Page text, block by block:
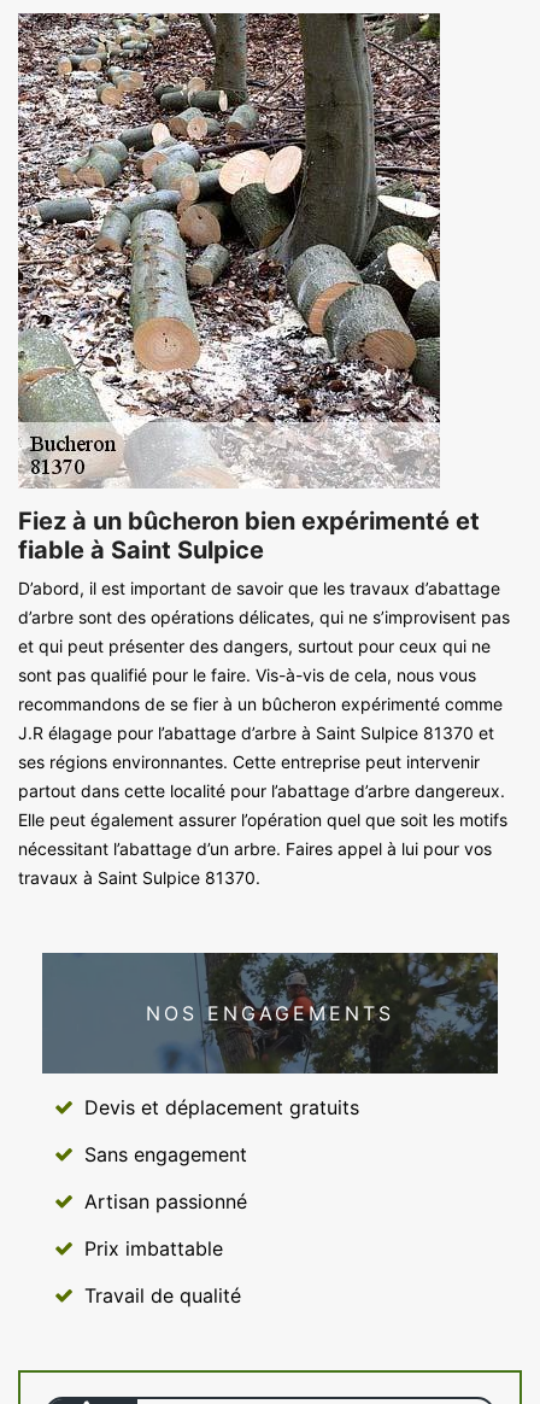
Fiez à un bûcheron bien expérimenté et
fiable à Saint Sulpice
D’abord, il est important de savoir que les travaux d’abattage
d’arbre sont des opérations délicates, qui ne s’improvisent pas
et qui peut présenter des dangers, surtout pour ceux qui ne
sont pas qualifié pour le faire. Vis-à-vis de cela, nous vous
recommandons de se fier à un bûcheron expérimenté comme
J.R élagage pour l’abattage d’arbre à Saint Sulpice 81370 et
ses régions environnantes. Cette entreprise peut intervenir
partout dans cette localité pour l’abattage d’arbre dangereux.
Elle peut également assurer l’opération quel que soit les motifs
nécessitant l’abattage d’un arbre. Faires appel à lui pour vos
travaux à Saint Sulpice 81370.
NOS ENGAGEMENTS
Devis et déplacement gratuits
Sans engagement
Artisan passionné
Prix imbattable
Travail de qualité